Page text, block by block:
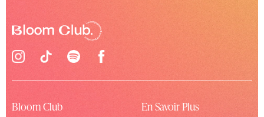
Bloom Club En Savoir Plus